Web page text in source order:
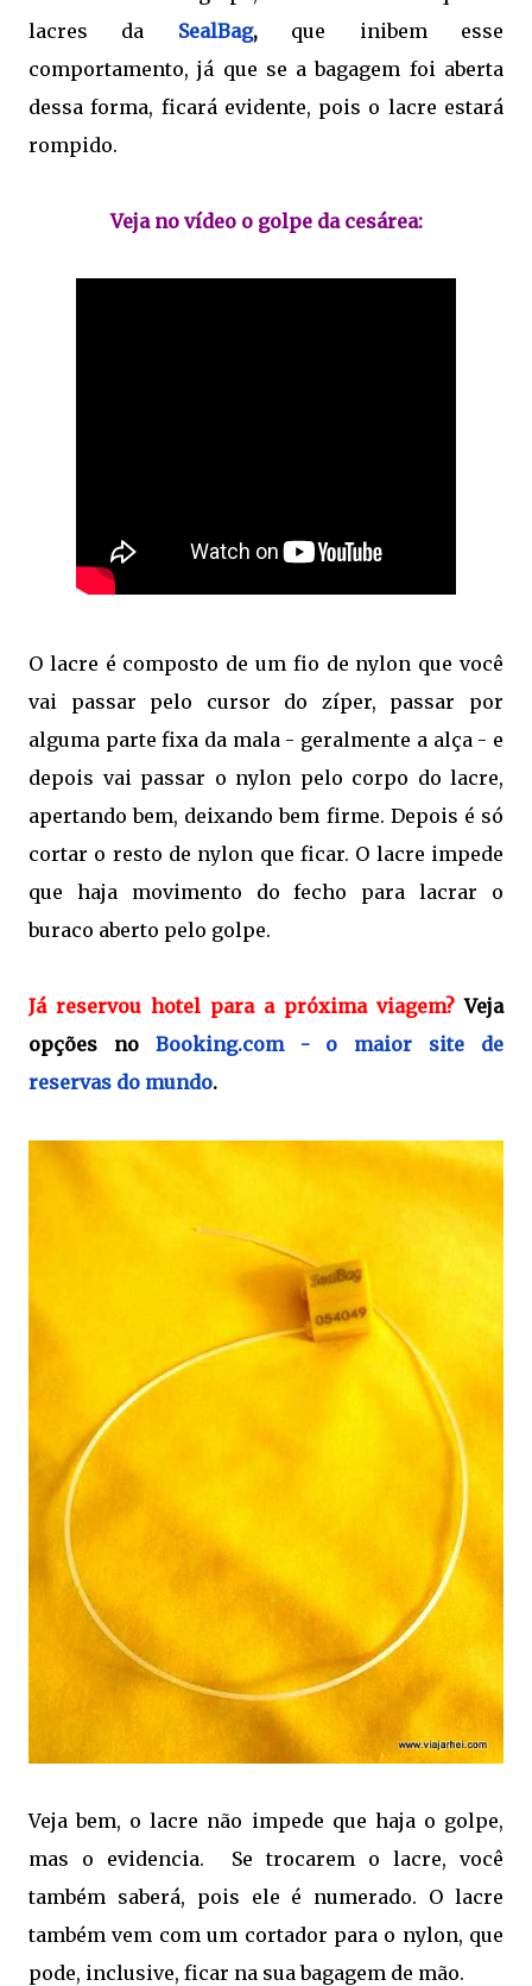
lacres da SealBag, que inibem esse
comportamento, já que se a bagagem foi aberta
dessa forma, ficará evidente, pois o lacre estará
rompido.
Veja no vídeo o golpe da cesárea:
O lacre é composto de um fio de nylon que você
vai passar pelo cursor do zíper, passar por
alguma parte fixa da mala - geralmente a alça - e
depois vai passar o nylon pelo corpo do lacre,
apertando bem, deixando bem firme. Depois é só
cortar o resto de nylon que ficar. O lacre impede
que haja movimento do fecho para lacrar o
buraco aberto pelo golpe.
Já reservou hotel para a próxima viagem?Veja
opções no Booking.com - o maior site de
reservas do mundo.
Veja bem, o lacre não impede que haja o golpe,
mas o evidencia. Se trocarem o lacre, você
também saberá, pois ele é numerado. O lacre
também vem com um cortador para o nylon, que
pode, inclusive, ficar na sua bagagem de mão.